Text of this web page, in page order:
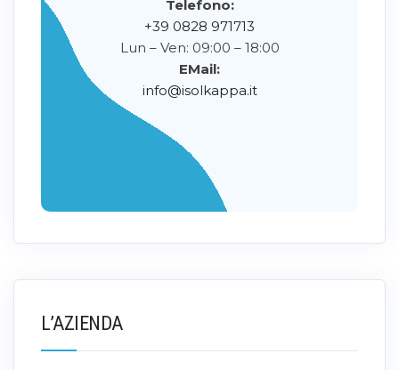
Telefono:
+39 0828 971713
Lun – Ven: 09:00 – 18:00
EMail:
info@isolkappa.it
L’AZIENDA